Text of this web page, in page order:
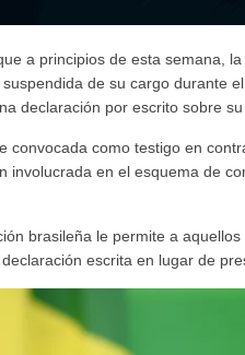
a principios de esta semana,
de su cargo durante
declaración por escrito sobre su
convocada como testigo en
involucrada en el esquema de
brasileña le permite a
escrita en lugar de